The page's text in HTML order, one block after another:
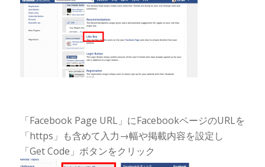
「Facebook Page URL」にFacebookページのURLを
「https」も含めて入力→幅や掲載内容を設定し
「Get Code」ボタンをクリック